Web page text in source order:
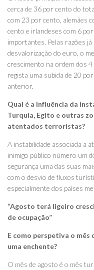
cerca de 36 por cento do
com 23 por cento, alemães
cento e irlandeses com 6
importantes. Pelas razões
desvalorização do euro, o
crescimento na ordem dos
regista uma subida de 20
anterior.
Qual é a influência da
Turquia, Egito e outras
atentados terroristas?
A instabilidade associada a
inimigo público número um
segurança uma das suas
com o desvio de fluxos
especialmente dos países
“Agosto terá ligeiro
de ocupação”
E como perspetiva o mês
uma enchente?
O mês de agosto é o mês